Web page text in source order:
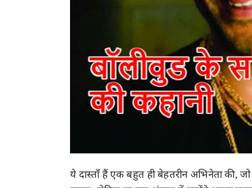
ये दास्ताँ हैं एक बहुत ही बेहतरीन अभिनेता की,